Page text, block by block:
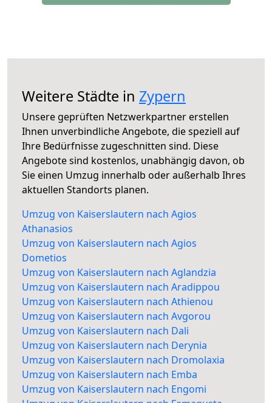
Weitere Städte in Zypern
Unsere geprüften Netzwerkpartner erstellen
Ihnen unverbindliche Angebote, die speziell auf
Ihre Bedürfnisse zugeschnitten sind. Diese
Angebote sind kostenlos, unabhängig davon, ob
Sie einen Umzug innerhalb oder außerhalb Ihres
aktuellen Standorts planen.
Umzug von Kaiserslautern nach Agios
Athanasios
Umzug von Kaiserslautern nach Agios
Dometios
Umzug von Kaiserslautern nach Aglandzia
Umzug von Kaiserslautern nach Aradippou
Umzug von Kaiserslautern nach Athienou
Umzug von Kaiserslautern nach Avgorou
Umzug von Kaiserslautern nach Dali
Umzug von Kaiserslautern nach Derynia
Umzug von Kaiserslautern nach Dromolaxia
Umzug von Kaiserslautern nach Emba
Umzug von Kaiserslautern nach Engomi